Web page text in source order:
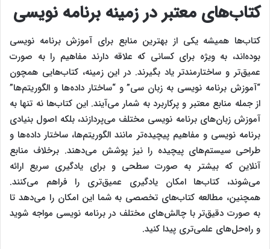
کتاب‌های معتبر در زمینه برنامه‌ نویسی
کتاب‌ها همیشه یکی از بهترین منابع برای آموزش برنامه‌ نویسی
بوده‌اند، به ویژه برای کسانی که علاقه دارند مفاهیم را به صورت
عمیق‌تر و ساختارمندتر یاد بگیرند. در این زمینه، کتاب‌هایی همچون
“آموزش برنامه‌ نویسی به زبان سی” و “ساختار داده‌ها و الگوریتم‌ها”
از جمله منابع معتبر و پرکاربرد به شمار می‌آیند. این کتاب‌ها نه تنها به
آموزش زبان‌های برنامه‌ نویسی مختلف می‌پردازند، بلکه اصول بنیادی
برنامه‌ نویسی و مفاهیم پیچیده‌تر مانند الگوریتم‌ها، ساختار داده‌ها و
طراحی سیستم‌های پیچیده را نیز پوشش می‌دهند. برخلاف منابع
آنلاین که بیشتر به صورت سطحی و برای یادگیری سریع ارائه
می‌شوند، کتاب‌ها امکان یادگیری عمیق‌تری را فراهم می‌کنند.
همچنین، مطالعه کتاب‌های تخصصی به شما این امکان را می‌دهد تا
به صورت دقیق‌تر با چالش‌های مختلف در برنامه‌ نویسی مواجه شوید
و راه‌حل‌های علمی‌تری پیدا کنید.